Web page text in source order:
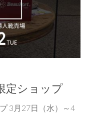
定ショップ
3月27日（水）～4